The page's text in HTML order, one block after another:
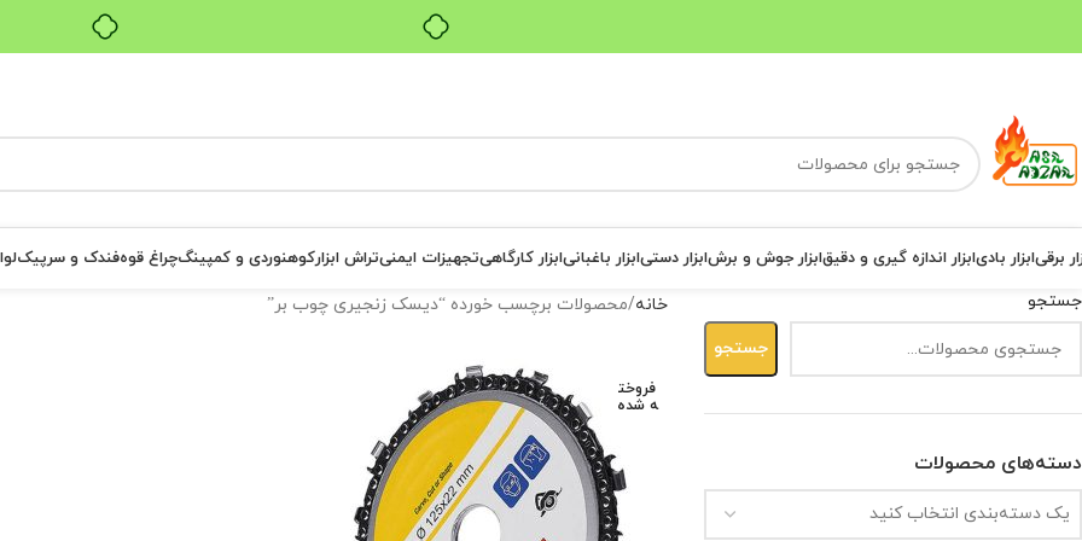
برقیابزار بادیابزار اندازه گیری و دقیقابزار جوش و برشابزار دستیابزار باغبانیابزار کارگاهیتجهیزات ایمنیتراش ابزارکوهنوردی و کمپینگچراغ قوهفندک و سرپیک
جستجو
جستجو
دسته‌های محصولات
یک دسته‌بندی انتخاب کنید
خانه محصولات برچسب خورده “دیسک زنجیری چوب بر”
فروخت
ه شده